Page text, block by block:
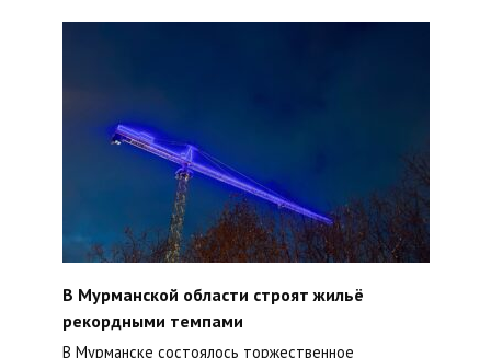
В Мурманской области строят жильё
рекордными темпами
В Мурманске состоялось торжественное